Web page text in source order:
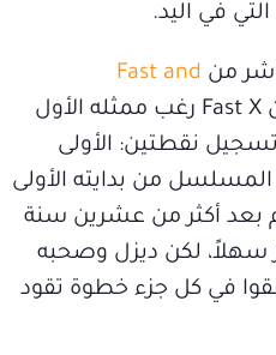
في اليد.
من Fast and
تحت عنوان Fast X رغب ممثله الأول
نقطتين: الأولى
من بدايته الأولى
اليوم بعد أكثر من عشرين سنة
سهلاً، لكن ديزل وصحبه
في كل جزء خطوة تقود